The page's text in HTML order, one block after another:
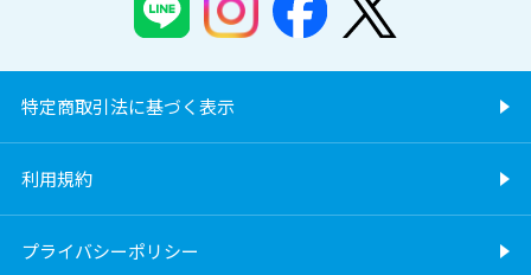
特定商取引法に基づく表示
利用規約
プライバシーポリシー